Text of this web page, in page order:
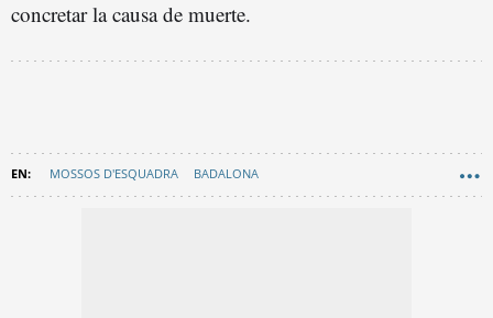
concretar la causa de muerte.
MOSSOS D'ESQUADRA BADALONA